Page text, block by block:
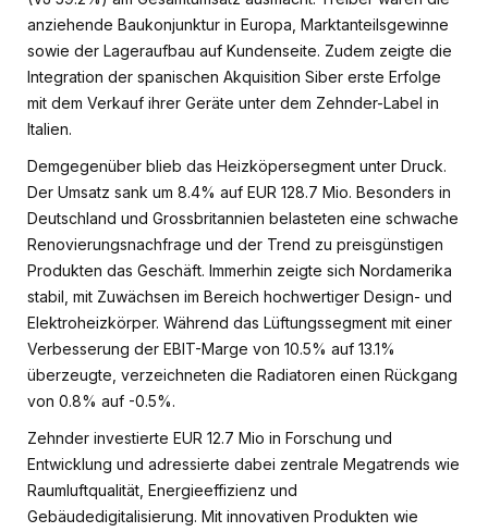
anziehende Baukonjunktur in Europa, Marktanteilsgewinne
sowie der Lageraufbau auf Kundenseite. Zudem zeigte die
Integration der spanischen Akquisition Siber erste Erfolge
mit dem Verkauf ihrer Geräte unter dem Zehnder-Label in
Italien.
Demgegenüber blieb das Heizköpersegment unter Druck.
Der Umsatz sank um 8.4% auf EUR 128.7 Mio. Besonders in
Deutschland und Grossbritannien belasteten eine schwache
Renovierungsnachfrage und der Trend zu preisgünstigen
Produkten das Geschäft. Immerhin zeigte sich Nordamerika
stabil, mit Zuwächsen im Bereich hochwertiger Design- und
Elektroheizkörper. Während das Lüftungssegment mit einer
Verbesserung der EBIT-Marge von 10.5% auf 13.1%
überzeugte, verzeichneten die Radiatoren einen Rückgang
von 0.8% auf -0.5%.
Zehnder investierte EUR 12.7 Mio in Forschung und
Entwicklung und adressierte dabei zentrale Megatrends wie
Raumluftqualität, Energieeffizienz und
Gebäudedigitalisierung. Mit innovativen Produkten wie